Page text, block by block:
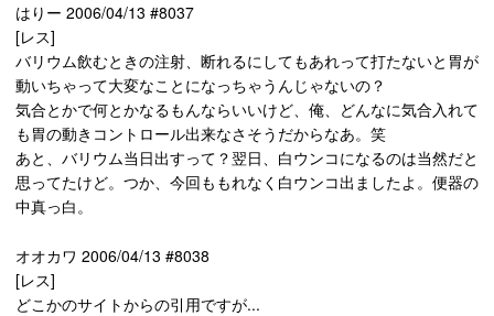
はりー 2006/04/13 #8037
[レス]
バリウム飲むときの注射、断れるにしてもあれって打たないと胃が
動いちゃって大変なことになっちゃうんじゃないの？
気合とかで何とかなるもんならいいけど、俺、どんなに気合入れて
も胃の動きコントロール出来なさそうだからなあ。笑
あと、バリウム当日出すって？翌日、白ウンコになるのは当然だと
思ってたけど。つか、今回ももれなく白ウンコ出ましたよ。便器の
中真っ白。
オオカワ 2006/04/13 #8038
[レス]
どこかのサイトからの引用ですが...